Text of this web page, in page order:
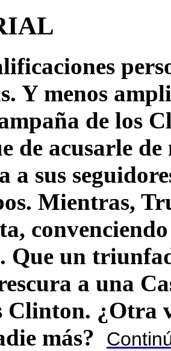
Y menos
de los
de acusarle
a sus
Mientras,
Que un
a una
Clinton. ¿Otra
más?